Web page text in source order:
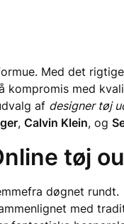
Med det rigtige
kompromis med
af designer tøj
, Calvin Klein, og
tøj
døgnet rundt.
med